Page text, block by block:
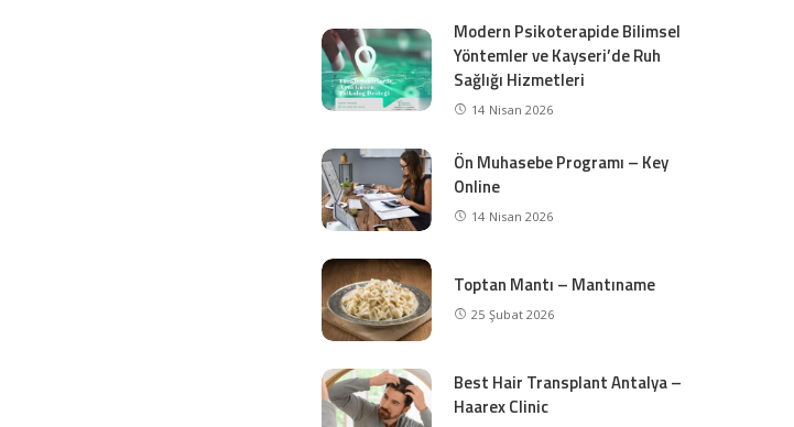
Modern Psikoterapide Bilimsel
Yöntemler ve Kayseri’de Ruh
Sağlığı Hizmetleri
14 Nisan 2026
Ön Muhasebe Programı – Key
Online
14 Nisan 2026
Toptan Mantı – Mantıname
25 Şubat 2026
Best Hair Transplant Antalya –
Haarex Clinic